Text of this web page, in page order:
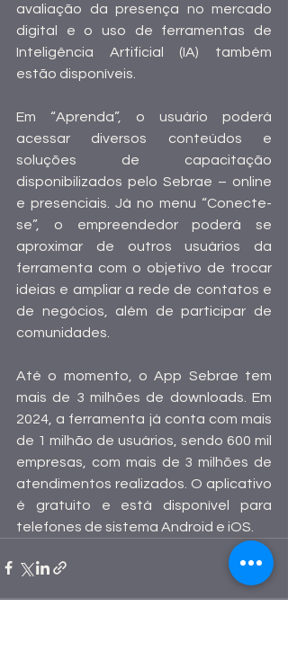
avaliação da presença no mercado
digital e o uso de ferramentas de
Inteligência Artificial (IA) também
estão disponíveis.
Em “Aprenda”, o usuário poderá
acessar diversos conteúdos e
soluções de capacitação
disponibilizados pelo Sebrae – online
e presenciais. Já no menu “Conecte-
se”, o empreendedor poderá se
aproximar de outros usuários da
ferramenta com o objetivo de trocar
ideias e ampliar a rede de contatos e
de negócios, além de participar de
comunidades.
Até o momento, o App Sebrae tem
mais de 3 milhões de downloads. Em
2024, a ferramenta já conta com mais
de 1 milhão de usuários, sendo 600 mil
empresas, com mais de 3 milhões de
atendimentos realizados. O aplicativo
é gratuito e está disponível para
telefones de sistema Android e iOS.